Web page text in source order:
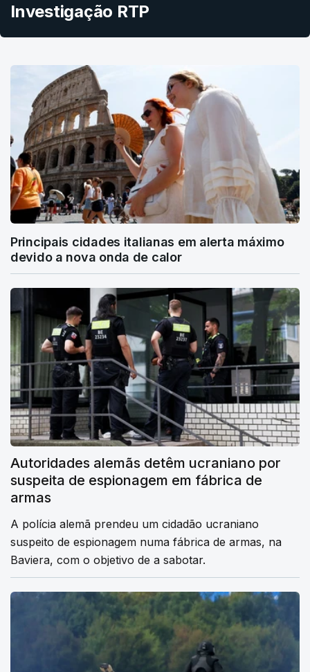
Investigação RTP
Principais cidades italianas em alerta máximo
devido a nova onda de calor
Autoridades alemãs detêm ucraniano por
suspeita de espionagem em fábrica de
armas
A polícia alemã prendeu um cidadão ucraniano
suspeito de espionagem numa fábrica de armas, na
Baviera, com o objetivo de a sabotar.